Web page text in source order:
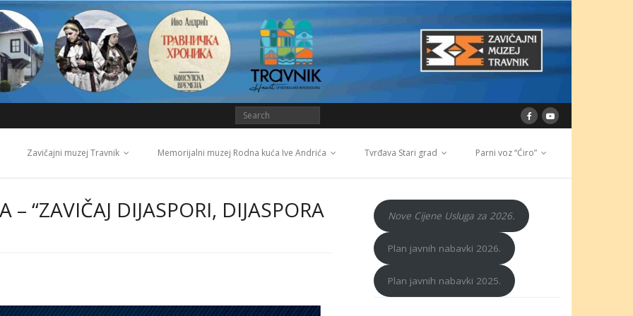
Zavičajni muzej Travnik Memorijalni muzej Rodna kuća Ive Andrića Tvrđava Stari grad Parni voz “Ćiro”
“ZAVIČAJ DIJASPORI, DIJASPORA Nove Cijene Usluga za 2026.
Plan javnih nabavki 2026.
Plan javnih nabavki 2025.